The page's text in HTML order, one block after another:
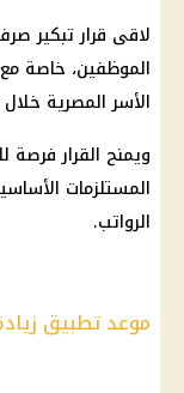
لاقى قرار تبكيرصرف
الموظفين، خاصة
الأسر المصرية
ويمنح القرار فرصة
المستلزمات
الرواتب.
موعد تطبيق